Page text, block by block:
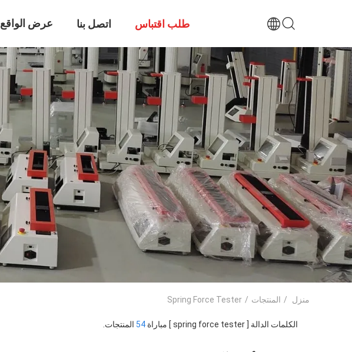
عرض الواقع
الافتراضي
اتصل بنا طلب اقتباس
منزل / المنتجات /
Spring Force Tester
الكلمات الدالة [ spring force tester ] مباراة 54 المنتجات.